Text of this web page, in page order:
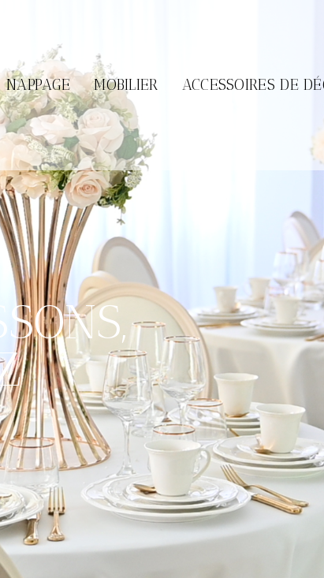
NAPPAGE MOBILIER ACCESSOIRES DE
ART DE LA TABLE
— Nos produits —
COUVERTS VERRES